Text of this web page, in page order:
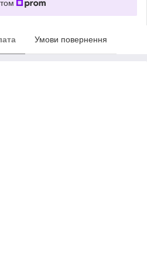
Умови повернення